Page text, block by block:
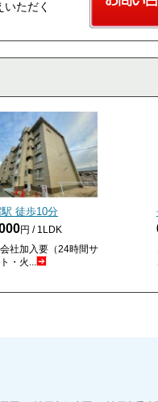
ただく
徒歩10分
円 / 1LDK
社加入要（24時間サ
・火...